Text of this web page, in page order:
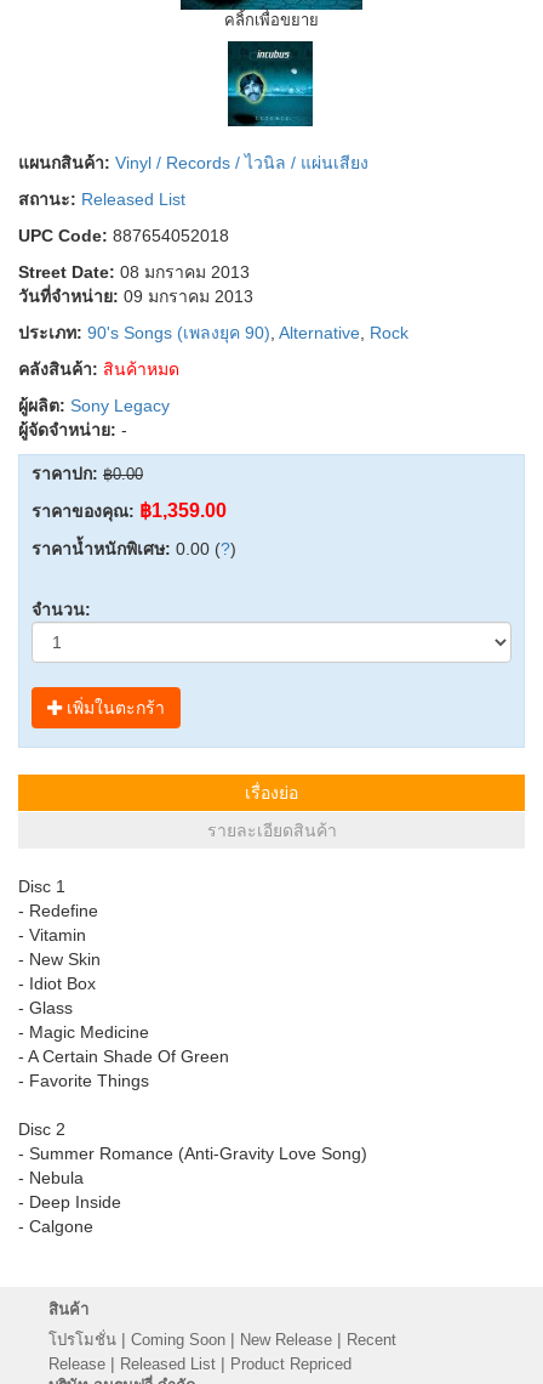
คลิ้กเพื่อขยาย
แผนกสินค้า: Vinyl / Records / ไวนิล / แผ่นเสียง
สถานะ: Released List
UPC Code: 887654052018
Street Date: 08 มกราคม 2013
วันที่จำหน่าย: 09 มกราคม 2013
ประเภท: 90's Songs (เพลงยุค 90) Alternative Rock
คลังสินค้า: สินค้าหมด
ผู้ผลิต: Sony Legacy
ผู้จัดจำหน่าย: -
ราคาปก: ฿0.00
ราคาของคุณ: ฿1,359.00
ราคาน้ำหนักพิเศษ: 0.00 (?)
จำนวน:
เพิ่มในตะกร้า
เรื่องย่อ
รายละเอียดสินค้า
Disc 1
- Redefine
- Vitamin
- New Skin
- Idiot Box
- Glass
- Magic Medicine
- A Certain Shade Of Green
- Favorite Things
Disc 2
- Summer Romance (Anti-Gravity Love Song)
- Nebula
- Deep Inside
- Calgone
สินค้า
โปรโมชั่น | Coming Soon | New Release | Recent
Release | Released List | Product Repriced